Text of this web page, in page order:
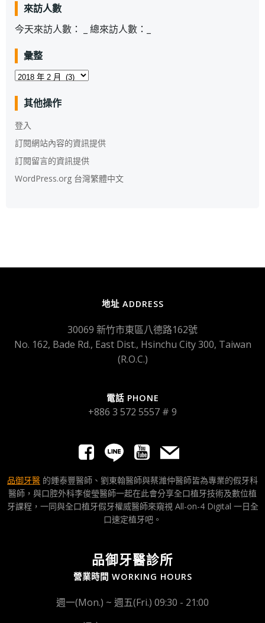
來訪人數
今天來訪人數：
總來訪人數：
彙整
彙
其他操作
登入
訂閱網站內容的資訊提供
訂閱留言的資訊提供
WordPress.org 台灣繁體中文
地址 ADDRESS
30069 新竹市東區八德路162號
No. 162, Bade Rd., East Dist., Hsinchu City 300, Taiwan
(R.O.C.)
電話 PHONE
+886 3 572 5557 # 9
品御牙醫 的鍾泰豐醫師、劉東翰醫師與蔡濰仲醫師皆為專業的假牙科
醫師，與口腔外科李俊瑩醫師一起在此會分享全口植牙技術及數位植
牙課程，一同與全口植牙假牙權威醫師來窺視 All-on-4 Digital 一日全
口速定植牙吧。
品御牙醫診所
營業時間 WORKING HOURS
週一(Mon.) ~ 週五(Fri.) 09:30 - 21:00